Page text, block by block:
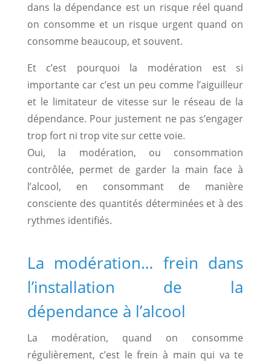
dans la dépendance est un risque réel quand
on consomme et un risque urgent quand on
consomme beaucoup, et souvent.
Et c’est pourquoi la modération est si
importante car c’est un peu comme l’aiguilleur
et le limitateur de vitesse sur le réseau de la
dépendance. Pour justement ne pas s’engager
trop fort ni trop vite sur cette voie.
Oui, la modération, ou consommation
contrôlée, permet de garder la main face à
l’alcool, en consommant de manière
consciente des quantités déterminées et à des
rythmes identifiés.
La modération… frein dans
l’installation de la
dépendance à l’alcool
La modération, quand on consomme
régulièrement, c’est le frein à main qui va te